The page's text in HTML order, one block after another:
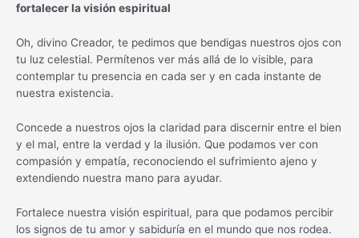
fortalecer la visión espiritual
Oh, divino Creador, te pedimos que bendigas nuestros ojos con
tu luz celestial. Permítenos ver más allá de lo visible, para
contemplar tu presencia en cada ser y en cada instante de
nuestra existencia.
Concede a nuestros ojos la claridad para discernir entre el bien
y el mal, entre la verdad y la ilusión. Que podamos ver con
compasión y empatía, reconociendo el sufrimiento ajeno y
extendiendo nuestra mano para ayudar.
Fortalece nuestra visión espiritual, para que podamos percibir
los signos de tu amor y sabiduría en el mundo que nos rodea.